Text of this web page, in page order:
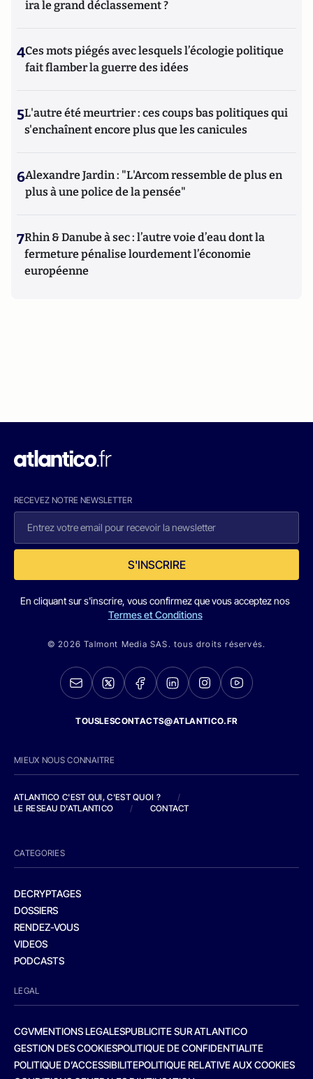
ira le grand déclassement ?
4Ces mots piégés avec lesquels l’écologie politique
fait flamber la guerre des idées
5L'autre été meurtrier : ces coups bas politiques qui
s'enchaînent encore plus que les canicules
6Alexandre Jardin : "L'Arcom ressemble de plus en
plus à une police de la pensée"
7Rhin & Danube à sec : l’autre voie d’eau dont la
fermeture pénalise lourdement l’économie
européenne
RECEVEZ NOTRE NEWSLETTER
S'INSCRIRE
En cliquant sur s'inscrire, vous confirmez que vous acceptez nos
Termes et Conditions
© 2026 Talmont Media SAS. tous droits réservés.
TOUSLESCONTACTS@ATLANTICO.FR
MIEUX NOUS CONNAITRE
ATLANTICO C'EST QUI, C'EST QUOI ?
/
LE RESEAU D'ATLANTICO
/ CONTACT
CATEGORIES
DECRYPTAGES
DOSSIERS
RENDEZ-VOUS
VIDEOS
PODCASTS
LEGAL
CGVMENTIONS LEGALESPUBLICITE SUR ATLANTICO
GESTION DES COOKIESPOLITIQUE DE CONFIDENTIALITE
POLITIQUE D’ACCESSIBILITEPOLITIQUE RELATIVE AUX COOKIES